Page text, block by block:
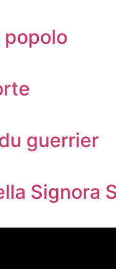
popolo
guerrier
Signora